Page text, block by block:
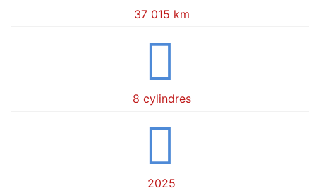
37 015 km
8 cylindres
2025